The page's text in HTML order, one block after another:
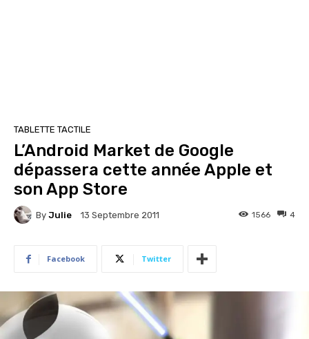
TABLETTE TACTILE
L’Android Market de Google
dépassera cette année Apple et
son App Store
By Julie 13 Septembre 2011 4
1566
Facebook Twitter